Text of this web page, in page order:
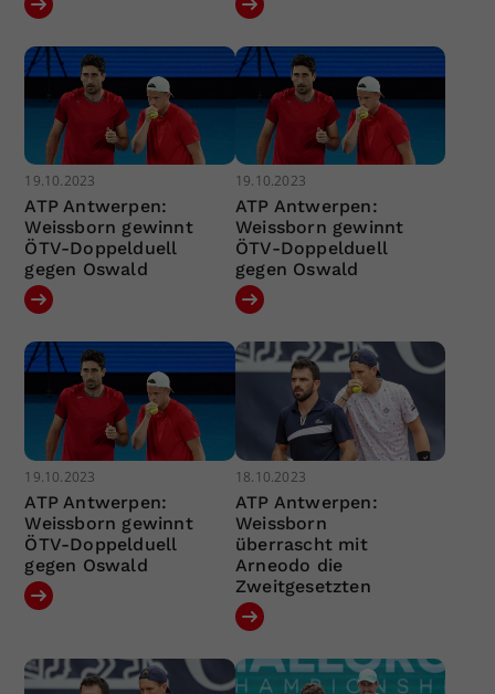
19.10.2023
ATP Antwerpen:
Weissborn gewinnt
ÖTV-Doppelduell
gegen Oswald
19.10.2023
ATP Antwerpen:
Weissborn gewinnt
ÖTV-Doppelduell
gegen Oswald
19.10.2023
ATP Antwerpen:
Weissborn gewinnt
ÖTV-Doppelduell
gegen Oswald
18.10.2023
ATP Antwerpen:
Weissborn
überrascht mit
Arneodo die
Zweitgesetzten